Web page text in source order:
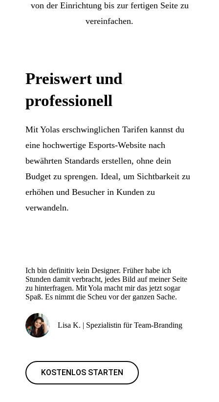
von der Einrichtung bis zur fertigen Seite zu
vereinfachen.
Preiswert und
professionell
Mit Yolas erschwinglichen Tarifen kannst du
eine hochwertige Esports-Website nach
bewährten Standards erstellen, ohne dein
Budget zu sprengen. Ideal, um Sichtbarkeit zu
erhöhen und Besucher in Kunden zu
verwandeln.
Ich bin definitiv kein Designer. Früher habe ich
Stunden damit verbracht, jedes Bild auf meiner Seite
zu hinterfragen. Mit Yola macht mir das jetzt sogar
Spaß. Es nimmt die Scheu vor der ganzen Sache.
Lisa K. | Spezialistin für Team-Branding
KOSTENLOS STARTEN